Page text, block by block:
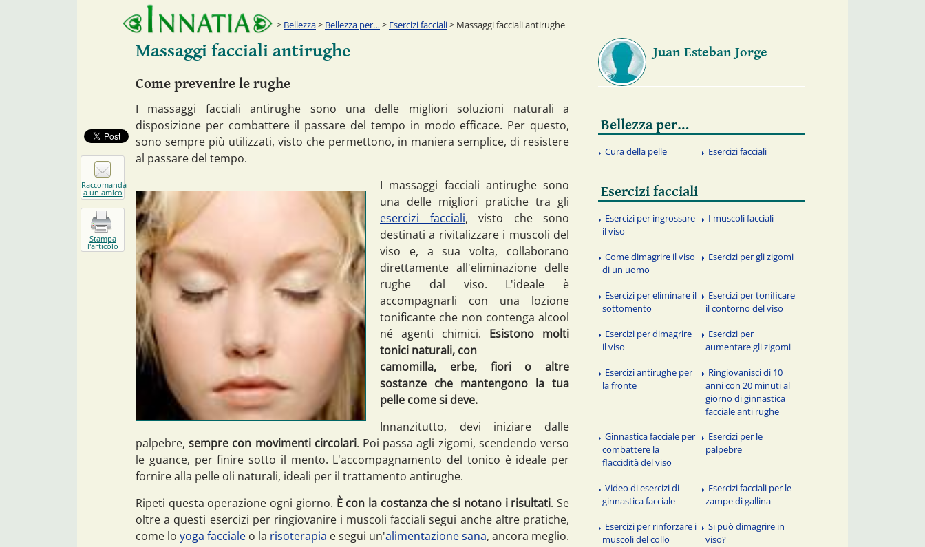
Bellezza> Bellezza per… > Esercizi facciali> Massaggi facciali antirughe
Massaggi facciali antirughe
Come prevenire le rughe
I massaggi facciali antirughe sono una delle migliori soluzioni naturali a
disposizione per combattere il passare del tempo in modo efficace. Per questo,
sono sempre più utilizzati, visto che permettono, in maniera semplice, di resistere
al passare del tempo.
I massaggi facciali antirughe sono
una delle migliori pratiche tra gli
esercizi facciali, visto che sono
destinati a rivitalizzare i muscoli del
viso e, a sua volta, collaborano
direttamente all'eliminazione delle
rughe dal viso. L'ideale è
accompagnarli con una lozione
tonificante che non contenga alcool
né agenti chimici. Esistono molti
tonici naturali, con
camomilla, erbe, fiori o altre
sostanze che mantengono la tua
pelle come si deve.
Innanzitutto, devi iniziare dalle
palpebre,sempre con movimenti circolari. Poi passa agli zigomi, scendendo verso
le guance, per finire sotto il mento. L'accompagnamento del tonico è ideale per
fornire alla pelle oli naturali, ideali per il trattamento antirughe.
Ripeti questa operazione ogni giorno. È con la costanza che si notano i risultati. Se
oltre a questi esercizi per ringiovanire i muscoli facciali segui anche altre pratiche,
come lo yoga facciale o la risoterapia e segui un'alimentazione sana, ancora meglio.
Juan Esteban Jorge
Bellezza per…
Cura della pelle Esercizi facciali
Esercizi facciali
Esercizi per ingrossare
il viso
I muscoli facciali
Come dimagrire il viso
di un uomo
Esercizi per gli zigomi
Esercizi per eliminare il
sottomento
Esercizi per tonificare
il contorno del viso
Esercizi per dimagrire
il viso
Esercizi per
aumentare gli zigomi
Esercizi antirughe per
la fronte
Ringiovanisci di 10
anni con 20 minuti al
giorno di ginnastica
facciale anti rughe
Ginnastica facciale per
combattere la
flaccidità del viso
Esercizi per le
palpebre
Video di esercizi di
ginnastica facciale
Esercizi facciali per le
zampe di gallina
Esercizi per rinforzare i
muscoli del collo
Si può dimagrire in
viso?
Raccomanda
a un amico
Stampa
l'articolo